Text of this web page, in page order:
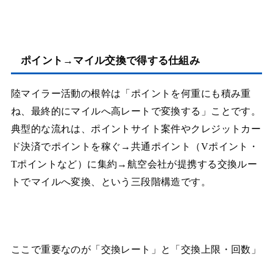
ポイント→マイル交換で得する仕組み
陸マイラー活動の根幹は「ポイントを何重にも積み重
ね、最終的にマイルへ高レートで変換する」ことです。
典型的な流れは、ポイントサイト案件やクレジットカー
ド決済でポイントを稼ぐ→共通ポイント（Vポイント・
Tポイントなど）に集約→航空会社が提携する交換ルー
トでマイルへ変換、という三段階構造です。
ここで重要なのが「交換レート」と「交換上限・回数」